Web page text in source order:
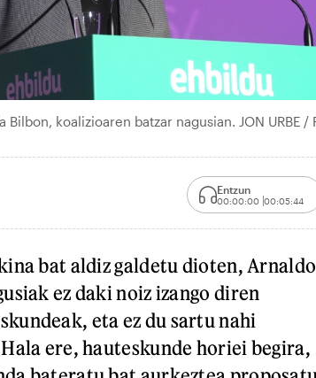
koalizioaren batzar nagusian. JON URBE /
Entzun
00:00:00 00:05:44
bat aldiz galdetu dioten, Arnaldo
ez daki noiz izango diren
eta ez du sartu nahi
ere, hauteskunde horiei begira,